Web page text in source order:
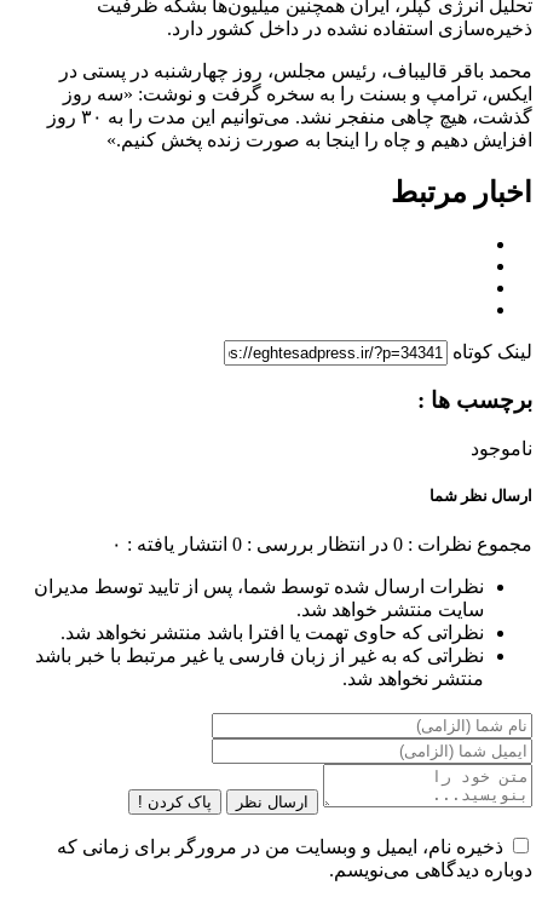
تحلیل انرژی کپلر، ایران همچنین میلیون‌ها بشکه ظرفیت
ذخیره‌سازی استفاده نشده در داخل کشور دارد.
محمد باقر قالیباف، رئیس مجلس، روز چهارشنبه در پستی در
ایکس، ترامپ و بسنت را به سخره گرفت و نوشت: «سه روز
گذشت، هیچ چاهی منفجر نشد. می‌توانیم این مدت را به ۳۰ روز
افزایش دهیم و چاه را اینجا به صورت زنده پخش کنیم.»
اخبار مرتبط
لینک کوتاه
برچسب ها :
ناموجود
ارسال نظر شما
مجموع نظرات : 0 در انتظار بررسی : 0 انتشار یافته : ۰
نظرات ارسال شده توسط شما، پس از تایید توسط مدیران
سایت منتشر خواهد شد.
نظراتی که حاوی تهمت یا افترا باشد منتشر نخواهد شد.
نظراتی که به غیر از زبان فارسی یا غیر مرتبط با خبر باشد
منتشر نخواهد شد.
ارسال نظر پاک کردن !
ذخیره نام، ایمیل و وبسایت من در مرورگر برای زمانی که
دوباره دیدگاهی می‌نویسم.